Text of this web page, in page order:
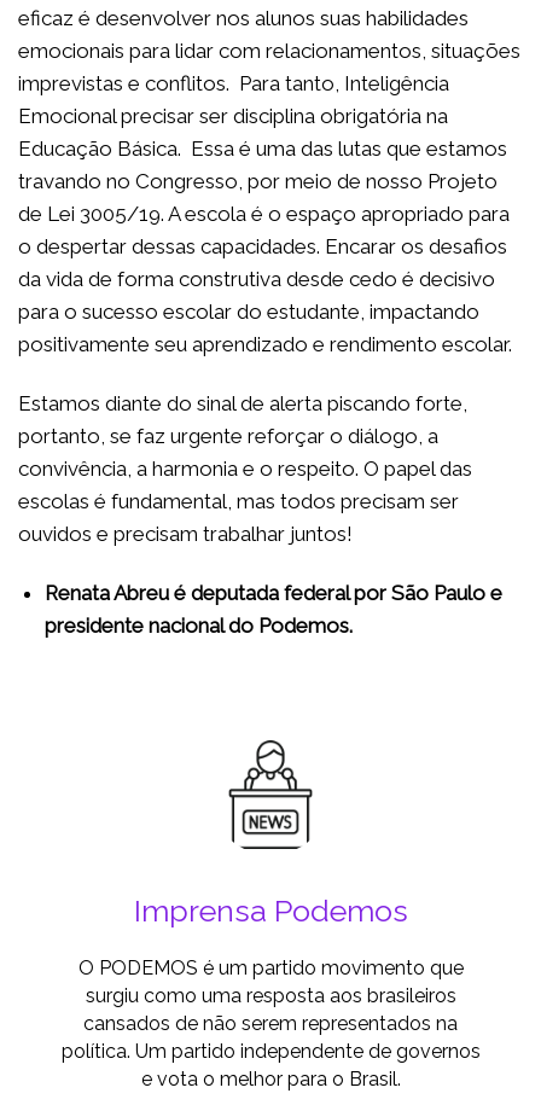
eficaz é desenvolver nos alunos suas habilidades
emocionais para lidar com relacionamentos, situações
imprevistas e conflitos. Para tanto, Inteligência
Emocional precisar ser disciplina obrigatória na
Educação Básica. Essa é uma das lutas que estamos
travando no Congresso, por meio de nosso Projeto
de Lei 3005/19. A escola é o espaço apropriado para
o despertar dessas capacidades. Encarar os desafios
da vida de forma construtiva desde cedo é decisivo
para o sucesso escolar do estudante, impactando
positivamente seu aprendizado e rendimento escolar.
Estamos diante do sinal de alerta piscando forte,
portanto, se faz urgente reforçar o diálogo, a
convivência, a harmonia e o respeito. O papel das
escolas é fundamental, mas todos precisam ser
ouvidos e precisam trabalhar juntos!
Renata Abreu é deputada federal por São Paulo e
presidente nacional do Podemos.
Imprensa Podemos
O PODEMOS é um partido movimento que
surgiu como uma resposta aos brasileiros
cansados de não serem representados na
política. Um partido independente de governos
e vota o melhor para o Brasil.